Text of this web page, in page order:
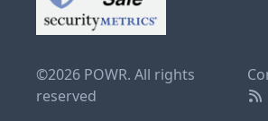
©2026 POWR. All rights
reserved